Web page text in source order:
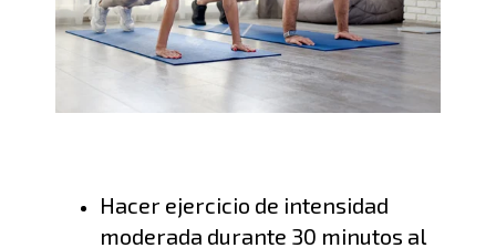
Hacer ejercicio de intensidad
moderada durante 30 minutos al